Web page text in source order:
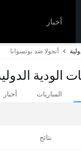
أخبار
أنجولا ضد بوتسوانا
الودية
المباريات أخبار
نتائج